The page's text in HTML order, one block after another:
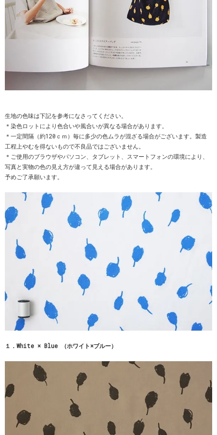
生地の色味は下記を参考になさってください。
＊染色ロットにより色合いや風合いが異なる場合があります。
＊一定間隔（約120ｃｍ）毎に多少の色ムラが混ざる場合がございます。製造
工程上やむを得ないもので不良品ではございません。
＊ご使用のブラウザやパソコン、タブレット、スマートフォンの環境により、
写真と実物の色の見え方が違って見える場合があります。
予めご了承願います。
１．White × Blue （ホワイト×ブルー）